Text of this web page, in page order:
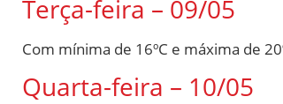
Terça-feira – 09/05
Com mínima de 16ºC e máxima de
Quarta-feira – 10/05